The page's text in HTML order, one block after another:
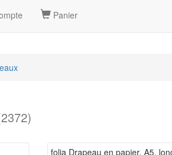
Panier
folia Drapeau en papier, A5,